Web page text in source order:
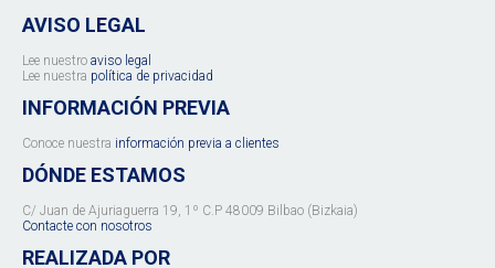
AVISO LEGAL
Lee nuestro aviso legal
Lee nuestra política de privacidad
INFORMACIÓN PREVIA
Conoce nuestra información previa a clientes
DÓNDE ESTAMOS
C/ Juan de Ajuriaguerra 19, 1º C.P 48009 Bilbao (Bizkaia)
Contacte con nosotros
REALIZADA POR